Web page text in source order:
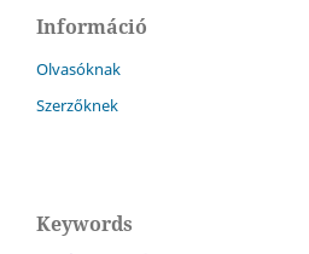
Információ
Olvasóknak
Szerzőknek
Keywords